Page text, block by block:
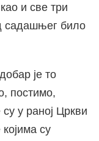
и све три
садашњег било
је то
постимо,
у раној Цркви
су